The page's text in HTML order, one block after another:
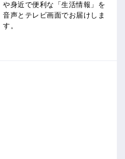
や身近で便利な「生活情報」を
音声とテレビ画面でお届けしま
す。